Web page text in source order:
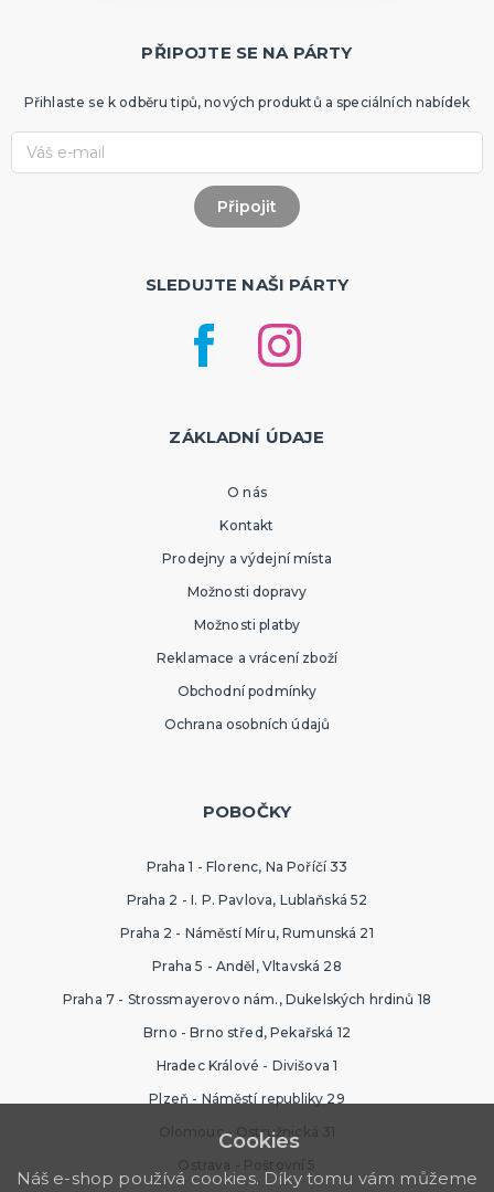
PŘIPOJTE SE NA PÁRTY
Přihlaste se k odběru tipů, nových produktů a speciálních nabídek
SLEDUJTE NAŠI PÁRTY
ZÁKLADNÍ ÚDAJE
O nás
Kontakt
Prodejny a výdejní místa
Možnosti dopravy
Možnosti platby
Reklamace a vrácení zboží
Obchodní podmínky
Ochrana osobních údajů
POBOČKY
Praha 1 - Florenc, Na Poříčí 33
Praha 2 - I. P. Pavlova, Lublaňská 52
Praha 2 - Náměstí Míru, Rumunská 21
Praha 5 - Anděl, Vltavská 28
Praha 7 - Strossmayerovo nám., Dukelských hrdinů 18
Brno - Brno střed, Pekařská 12
Hradec Králové - Divišova 1
Plzeň - Náměstí republiky 29
Olomouc - Ostružnická 31
Ostrava - Poštovní 5
Cookies
Náš e-shop používá cookies. Díky tomu vám můžeme